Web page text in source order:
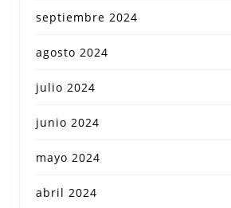
septiembre 2024
agosto 2024
julio 2024
junio 2024
mayo 2024
abril 2024